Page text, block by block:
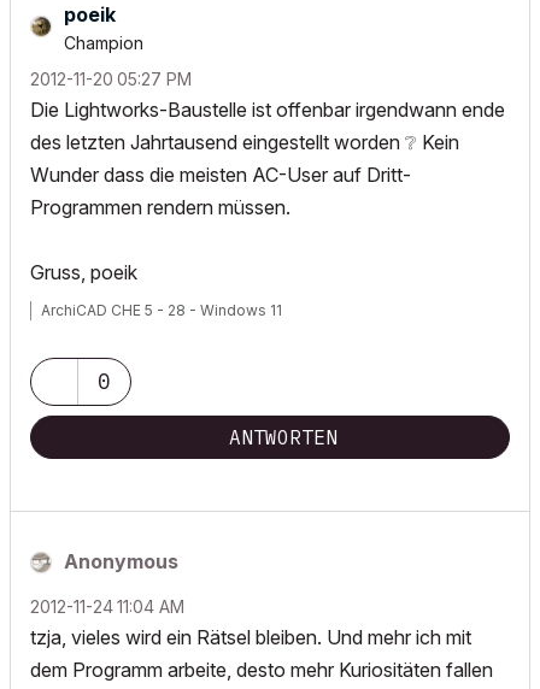
poeik
Champion
‎2012-11-20 05:27 PM
Die Lightworks-Baustelle ist offenbar irgendwann ende
des letzten Jahrtausend eingestellt worden ❔ Kein
Wunder dass die meisten AC-User auf Dritt-
Programmen rendern müssen.
Gruss, poeik
ArchiCAD CHE 5 - 28 - Windows 11
0
ANTWORTEN
Anonymous
‎2012-11-2411:04 AM
tzja, vieles wird ein Rätsel bleiben. Und mehr ich mit
dem Programm arbeite, desto mehr Kuriositäten fallen